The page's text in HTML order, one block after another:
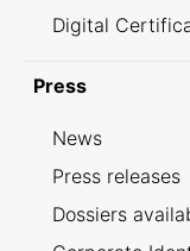
Digital
Press
News
Press releases
Dossiers